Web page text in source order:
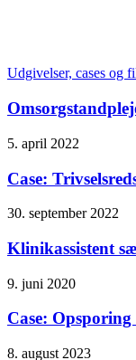
Udgivelser, cases og
5. april 2022
Case:
30. september 2022
Klinikassistent
9. juni 2020
Case: Opsporing
8. august 2023